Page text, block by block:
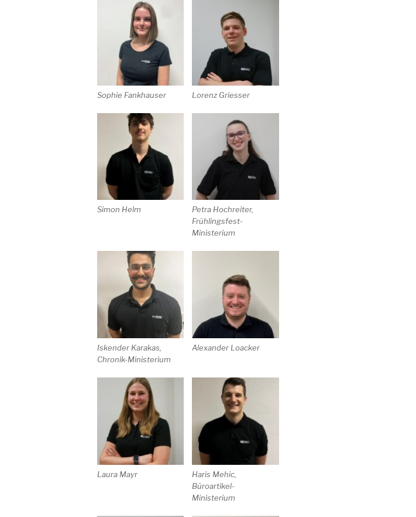
Sophie Fankhauser Lorenz Griesser
Simon Helm
Petra Hochreiter,
Frühlingsfest-
Ministerium
Iskender Karakas,
Chronik-Ministerium
Alexander Loacker
Laura Mayr
Haris Mehic,
Büroartikel-
Ministerium